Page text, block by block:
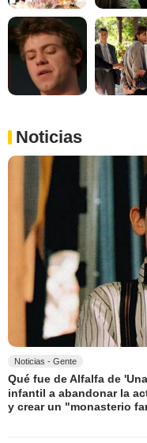
Noticias
Noticias - Gente
Qué fue de Alfalfa de
infantil a abandonar la
y crear un "monasterio